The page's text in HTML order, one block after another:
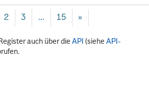
2 3 ... 15 »
auch über dieAPI (sieheAPI-